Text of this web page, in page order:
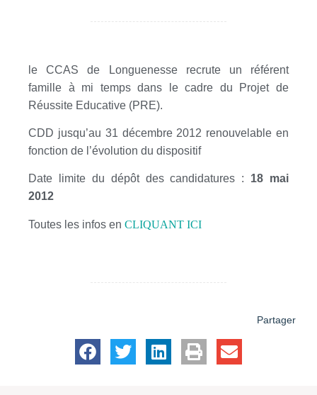
le CCAS de Longuenesse recrute un référent
famille à mi temps dans le cadre du Projet de
Réussite Educative (PRE).
CDD jusqu’au 31 décembre 2012 renouvelable en
fonction de l’évolution du dispositif
Date limite du dépôt des candidatures : 18 mai
2012
Toutes les infos en CLIQUANT ICI
Partager